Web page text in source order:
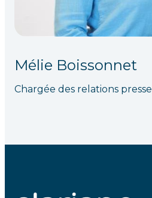
Mélie Boissonnet
Chargée des relations presse